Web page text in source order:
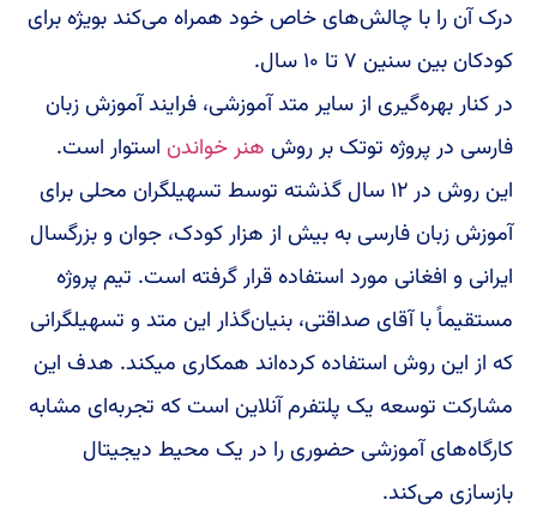
درک آن را با چالش‌های خاص خود همراه می‌کند بویژه برای
کودکان بین سنین ۷ تا ۱۰ سال.
در کنار بهره‌گیری از سایر متد آموزشی، فرایند آموزش زبان
فارسی در پروژه توتک بر روش هنر خواندن استوار است.
این روش در ۱۲ سال گذشته توسط تسهیلگران محلی برای
آموزش زبان فارسی به بیش از هزار کودک، جوان و بزرگسال
ایرانی و افغانی مورد استفاده قرار گرفته است. تیم پروژه
مستقیماً با آقای صداقتی، بنیان‌گذار این متد و تسهیلگرانی
که از این روش استفاده کرده‌اند همکاری میکند. هدف این
مشارکت توسعه یک پلتفرم آنلاین است که تجربه‌ای مشابه
کارگاه‌های آموزشی حضوری را در یک محیط دیجیتال
بازسازی می‌کند.